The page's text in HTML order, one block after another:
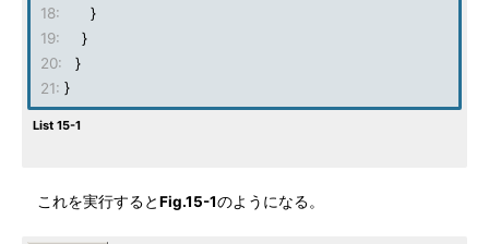
18:
}
19:
}
20:
}
21: }
List 15-1
これを実行するとFig.15-1のようになる。